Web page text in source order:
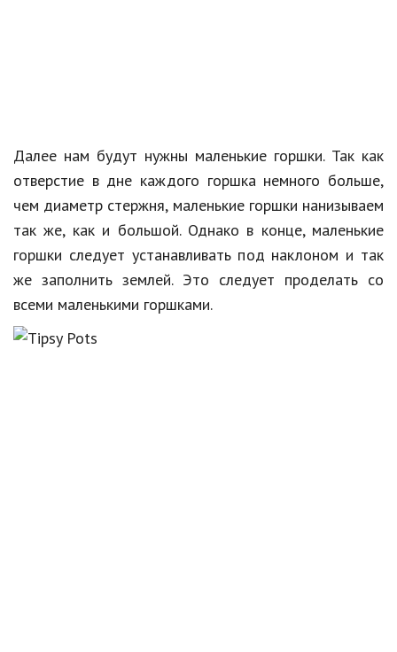
Далее нам будут нужны маленькие горшки. Так как
отверстие в дне каждого горшка немного больше,
чем диаметр стержня, маленькие горшки нанизываем
так же, как и большой. Однако в конце, маленькие
горшки следует устанавливать под наклоном и так
же заполнить землей. Это следует проделать со
всеми маленькими горшками.